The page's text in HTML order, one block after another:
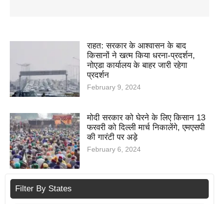
राहत: सरकार के आश्वासन के बाद
किसानों ने खत्म किया धरना-प्रदर्शन,
नोएडा कार्यालय के बाहर जारी रहेगा
प्रदर्शन
February 9, 2024
मोदी सरकार को घेरने के लिए किसान 13
फरवरी को दिल्ली मार्च निकालेंगे, एमएसपी
की गारंटी पर अड़े
February 6, 2024
Filter By States